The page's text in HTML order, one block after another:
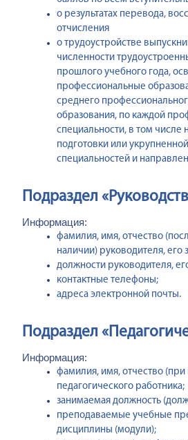
о результатах перевода,
отчисления
о трудоустройстве
численности
прошлого учебного года,
профессиональные
среднего
образования, по каждой
специальности, в том числе
подготовки или
специальностей и
Подраздел
Информация:
фамилия, имя, отчество
наличии) руководителя, его
должности руководителя,
контактные телефоны;
адреса электронной почты.
Подраздел
Информация:
фамилия, имя, отчество (при
педагогического работника;
занимаемая должность
преподаваемые учебные
дисциплины (модули);